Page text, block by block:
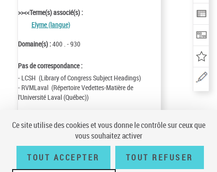
>><<Terme(s) associé(s) :
Elyme (langue)
Domaine(s) :400 . - 930
Pas de correspondance :
- LCSH (Library of Congress Subject Headings)
- RVMLaval (Répertoire Vedettes-Matière de
l'Université Laval (Québec))
Notice n° :FRBNF18112553
Mise à jour :23/11/07
Ce site utilise des cookies et vous donne le contrôle sur ceux que
vous souhaitez activer
TOUT ACCEPTER TOUT REFUSER